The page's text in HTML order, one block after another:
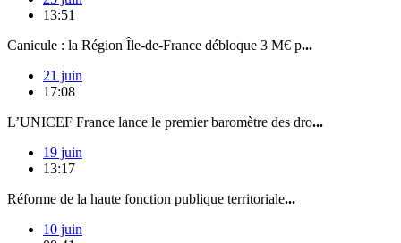
13:51
Canicule : la Région Île-de-France débloque 3 M€ p...
21 juin
17:08
L’UNICEF France lance le premier baromètre des dro...
19 juin
13:17
Réforme de la haute fonction publique territoriale...
10 juin